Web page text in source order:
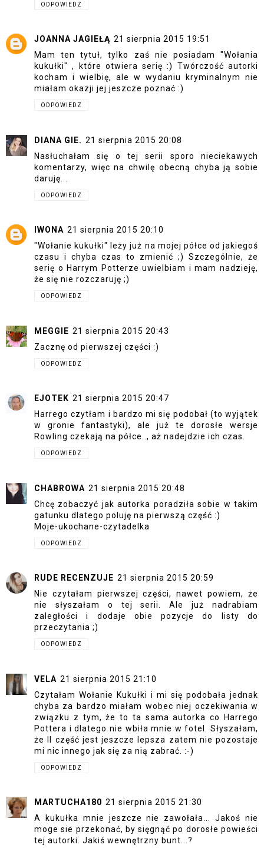
ODPOWIEDZ
JOANNA JAGIEŁĄ 21 sierpnia 2015 19:51
Mam ten tytuł, tylko zaś nie posiadam "Wołania
kukułki" , które otwiera serię :) Twórczość autorki
kocham i wielbię, ale w wydaniu kryminalnym nie
miałam okazji jej jeszcze poznać :)
ODPOWIEDZ
DIANA GIE. 21 sierpnia 2015 20:08
Nasłuchałam się o tej serii sporo nieciekawych
komentarzy, więc na chwilę obecną chyba ją sobie
daruję...
ODPOWIEDZ
IWONA 21 sierpnia 2015 20:10
"Wołanie kukułki" leży już na mojej półce od jakiegoś
czasu i chyba czas to zmienić ;) Szczególnie, że
serię o Harrym Potterze uwielbiam i mam nadzieję,
że się nie rozczaruję ;)
ODPOWIEDZ
MEGGIE 21 sierpnia 2015 20:43
Zacznę od pierwszej części :)
ODPOWIEDZ
EJOTEK 21 sierpnia 2015 20:47
Harrego czytłam i bardzo mi się podobał (to wyjątek
w gronie fantastyki), ale już te dorosłe wersje
Rowling czekają na półce.., aż nadejdzie ich czas.
ODPOWIEDZ
CHABROWA 21 sierpnia 2015 20:48
Chcę zobaczyć jak autorka poradziła sobie w takim
gatunku dlatego poluję na pierwszą część :)
Moje-ukochane-czytadelka
ODPOWIEDZ
RUDE RECENZUJE 21 sierpnia 2015 20:59
Nie czytałam pierwszej części, nawet powiem, że
nie słyszałam o tej serii. Ale już nadrabiam
zaległości i dodaje obie pozycje do listy do
przeczytania ;)
ODPOWIEDZ
VELA 21 sierpnia 2015 21:10
Czytałam Wołanie Kukułki i mi się podobała jednak
chyba za bardzo miałam wobec niej oczekiwania w
związku z tym, że to ta sama autorka co Harrego
Pottera i dlatego nie wbiła mnie w fotel. Słyszałam,
że II część jest jeszcze lepsza zatem nie pozostaje
mi nic innego jak się za nią zabrać. :-)
ODPOWIEDZ
MARTUCHA180 21 sierpnia 2015 21:30
A kukułka mnie jeszcze nie zawołała... Jakoś nie
moge sie przekonać, by sięgnąć po dorosłe powieści
tej autorki. Jakiś wewnętrzny bunt...?